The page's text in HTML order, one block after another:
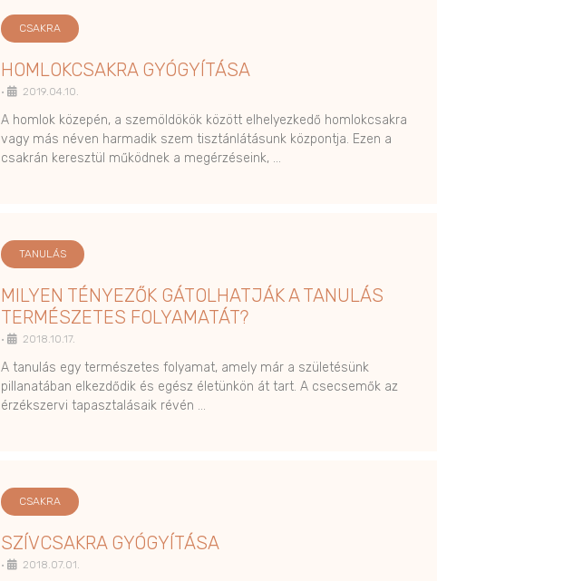
CSAKRA
HOMLOKCSAKRA GYÓGYÍTÁSA
• 2019.04.10.
A homlok közepén, a szemöldökök között elhelyezkedő homlokcsakra
vagy más néven harmadik szem tisztánlátásunk központja. Ezen a
csakrán keresztül működnek a megérzéseink, …
TANULÁS
MILYEN TÉNYEZŐK GÁTOLHATJÁK A TANULÁS
TERMÉSZETES FOLYAMATÁT?
• 2018.10.17.
A tanulás egy természetes folyamat, amely már a születésünk
pillanatában elkezdődik és egész életünkön át tart. A csecsemők az
érzékszervi tapasztalásaik révén …
CSAKRA
SZÍVCSAKRA GYÓGYÍTÁSA
• 2018.07.01.